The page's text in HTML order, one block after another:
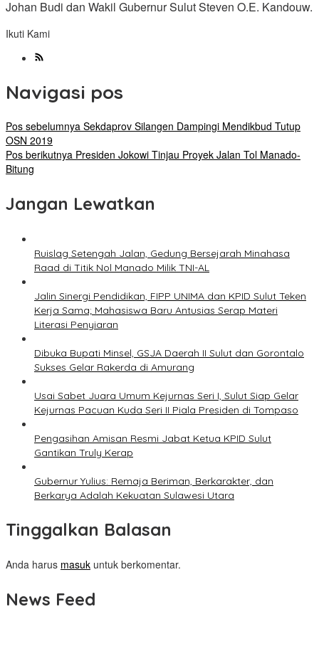
Johan Budi dan Wakil Gubernur Sulut Steven O.E. Kandouw.
Ikuti Kami
Navigasi pos
Pos sebelumnya Sekdaprov Silangen Dampingi Mendikbud Tutup
OSN 2019
Pos berikutnya Presiden Jokowi Tinjau Proyek Jalan Tol Manado-
Bitung
Jangan Lewatkan
Ruislag Setengah Jalan, Gedung Bersejarah Minahasa
Raad di Titik Nol Manado Milik TNI-AL
Jalin Sinergi Pendidikan, FIPP UNIMA dan KPID Sulut Teken
Kerja Sama; Mahasiswa Baru Antusias Serap Materi
Literasi Penyiaran
Dibuka Bupati Minsel, GSJA Daerah II Sulut dan Gorontalo
Sukses Gelar Rakerda di Amurang
Usai Sabet Juara Umum Kejurnas Seri I, Sulut Siap Gelar
Kejurnas Pacuan Kuda Seri II Piala Presiden di Tompaso
Pengasihan Amisan Resmi Jabat Ketua KPID Sulut
Gantikan Truly Kerap
Gubernur Yulius: Remaja Beriman, Berkarakter, dan
Berkarya Adalah Kekuatan Sulawesi Utara
Tinggalkan Balasan
Anda harus masuk untuk berkomentar.
News Feed